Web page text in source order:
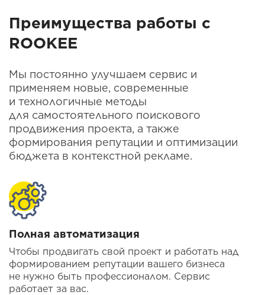
Преимущества работы с
ROOKEE
Мы постоянно улучшаем сервис и
применяем новые, современные
и технологичные методы
для самостоятельного поискового
продвижения проекта, а также
формирования репутации и оптимизации
бюджета в контекстной рекламе.
Полная автоматизация
Чтобы продвигать свой проект и работать над
формированием репутации вашего бизнеса
не нужно быть профессионалом. Сервис
работает за вас.